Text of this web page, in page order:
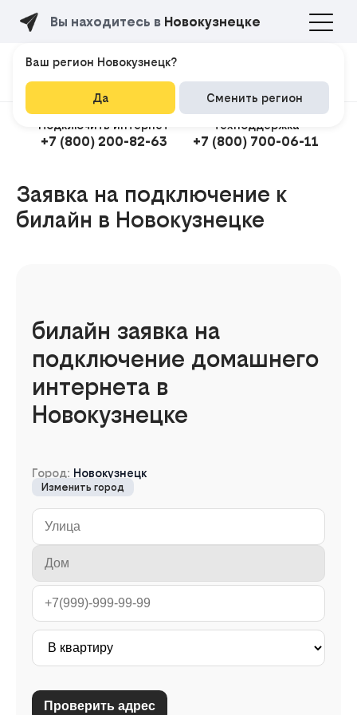
Вы находитесь в Новокузнецке
Подключить интернет
+7 (800) 200-82-63
Техподдержка
+7 (800) 700-06-11
Заявка на подключение к
билайн в Новокузнецке
билайн заявка на
подключение домашнего
интернета в
Новокузнецке
Город: Новокузнецк
Изменить город
Ваш регион Новокузнецк?
Да Сменить регион